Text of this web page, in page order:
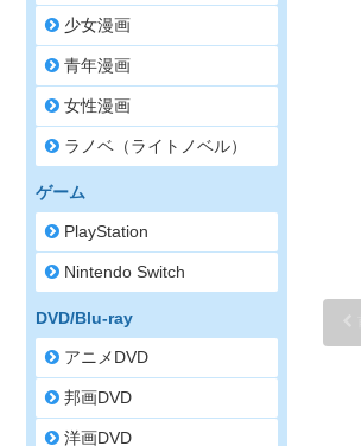
少女漫画
青年漫画
女性漫画
ラノベ（ライトノベル）
ゲーム
PlayStation
Nintendo Switch
DVD/Blu-ray
アニメDVD
邦画DVD
洋画DVD